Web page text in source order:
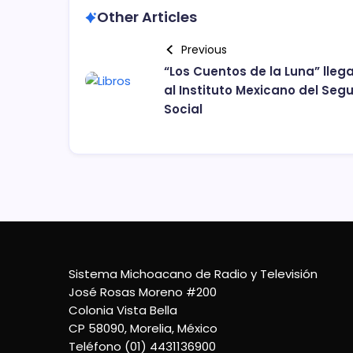
Other Articles
Previous
“Los Cuentos de la Luna”
al Instituto Mexicano del
Social
Sistema Michoacano de Radio y Televisión
José Rosas Moreno #200
Colonia Vista Bella
CP 58090, Morelia, México
Teléfono (01) 4431136900